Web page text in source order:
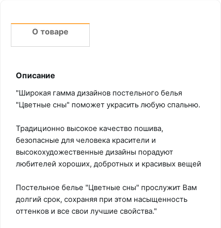
О товаре
Описание
"Широкая гамма дизайнов постельного белья
"Цветные сны" поможет украсить любую спальню.
Традиционно высокое качество пошива,
безопасные для человека красители и
высокохудожественные дизайны порадуют
любителей хороших, добротных и красивых вещей
Постельное белье "Цветные сны" прослужит Вам
долгий срок, сохраняя при этом насыщенность
оттенков и все свои лучшие свойства."